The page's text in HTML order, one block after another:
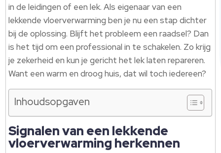
in de leidingen of een lek. Als eigenaar van een
lekkende vloerverwarming ben je nu een stap dichter
bij de oplossing. Blijft het probleem een raadsel? Dan
is het tijd om een professional in te schakelen. Zo krijg
je zekerheid en kun je gericht het lek laten repareren.
Want een warm en droog huis, dat wil toch iedereen?
Inhoudsopgaven
Signalen van een lekkende
vloerverwarming herkennen